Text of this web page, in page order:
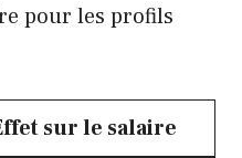
pour les profils
sur le salaire